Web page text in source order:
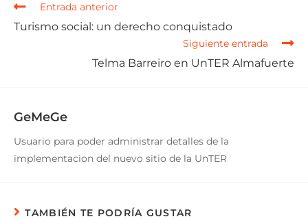
Entrada anterior
Turismo social: un derecho conquistado
Siguiente entrada
Telma Barreiro en UnTER Almafuerte
GeMeGe
Usuario para poder administrar detalles de la
implementacion del nuevo sitio de la UnTER
TAMBIÉN TE PODRÍA GUSTAR